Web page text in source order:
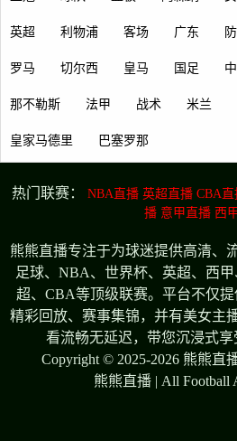
英超 利物浦 客场 广东
罗马 切尔西 皇马 国足
那不勒斯 法甲 战术 米兰
皇家马德里 巴塞罗那
热门联赛： NBA直播 英超直播 CBA直
播 意甲直播 西
熊熊直播专注于为球迷提供高清、
足球、NBA、世界杯、英超、西
超、CBA等顶级联赛。平台不仅
精彩回放、赛事集锦，并有美女主
看流畅无延迟，带您沉浸式享
Copyright © 2025-2026 熊熊直
熊熊直播 | All Football